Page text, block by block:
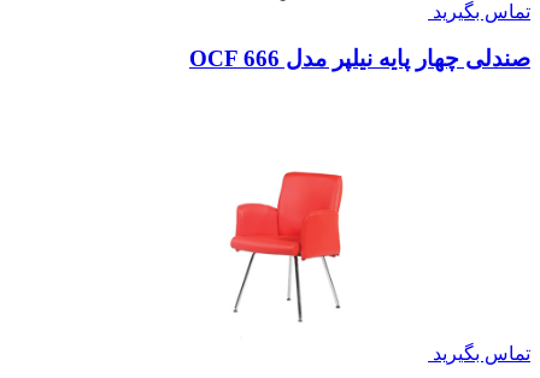
تماس بگیرید
صندلی چهار پایه نیلپر مدل OCF 666
تماس بگیرید